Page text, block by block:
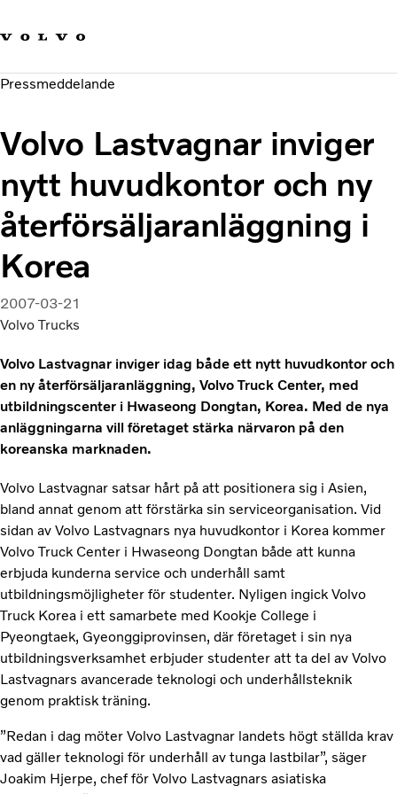
Hållbara transporter
Investerare
Nyheter och Media
Pressmeddelande
Volvo Lastvagnar inviger
nytt huvudkontor och ny
återförsäljaranläggning i
Korea
2007-03-21
Volvo Trucks
Volvo Lastvagnar inviger idag både ett nytt huvudkontor och
en ny återförsäljaranläggning, Volvo Truck Center, med
utbildningscenter i Hwaseong Dongtan, Korea. Med de nya
anläggningarna vill företaget stärka närvaron på den
koreanska marknaden.
Volvo Lastvagnar satsar hårt på att positionera sig i Asien,
bland annat genom att förstärka sin serviceorganisation. Vid
sidan av Volvo Lastvagnars nya huvudkontor i Korea kommer
Volvo Truck Center i Hwaseong Dongtan både att kunna
erbjuda kunderna service och underhåll samt
utbildningsmöjligheter för studenter. Nyligen ingick Volvo
Truck Korea i ett samarbete med Kookje College i
Pyeongtaek, Gyeonggiprovinsen, där företaget i sin nya
utbildningsverksamhet erbjuder studenter att ta del av Volvo
Lastvagnars avancerade teknologi och underhållsteknik
genom praktisk träning.
”Redan i dag möter Volvo Lastvagnar landets högt ställda krav
vad gäller teknologi för underhåll av tunga lastbilar”, säger
Joakim Hjerpe, chef för Volvo Lastvagnars asiatiska